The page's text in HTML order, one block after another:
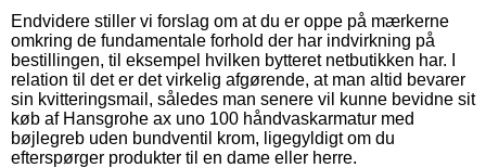
Endvidere stiller vi forslag om at du er oppe på mærkerne
omkring de fundamentale forhold der har indvirkning på
bestillingen, til eksempel hvilken bytteret netbutikken har. I
relation til det er det virkelig afgørende, at man altid bevarer
sin kvitteringsmail, således man senere vil kunne bevidne sit
køb af Hansgrohe ax uno 100 håndvaskarmatur med
bøjlegreb uden bundventil krom, ligegyldigt om du
efterspørger produkter til en dame eller herre.